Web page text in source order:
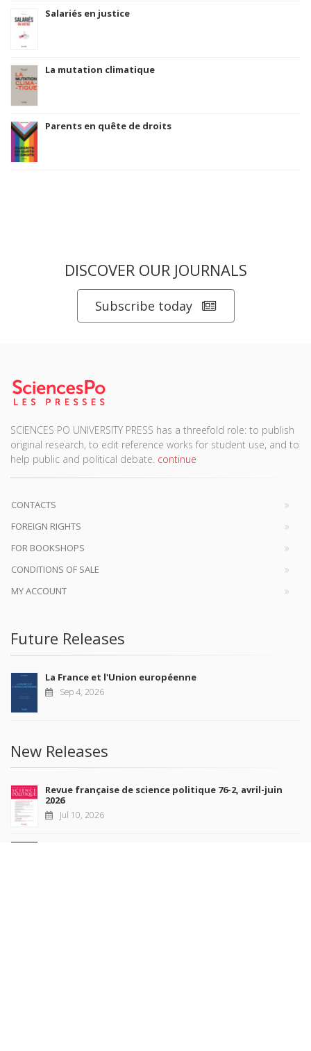
Salariés en justice
La mutation climatique
Parents en quête de droits
DISCOVER OUR JOURNALS
Subscribe today
SCIENCES PO UNIVERSITY PRESS has a threefold role: to publish
original research, to edit reference works for student use, and to
help public and political debate. continue
CONTACTS
FOREIGN RIGHTS
FOR BOOKSHOPS
CONDITIONS OF SALE
MY ACCOUNT
Future Releases
La France et l'Union européenne
Sep 4, 2026
New Releases
Revue française de science politique 76-2, avril-juin
2026
Jul 10, 2026